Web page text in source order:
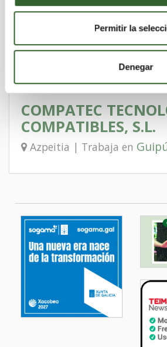
Permitir la
Denegar
DESGUACES
Irun | Trabaja en
COMPATEC
COMPATIBLES, S.L.
Azpeitia | Trabaja en